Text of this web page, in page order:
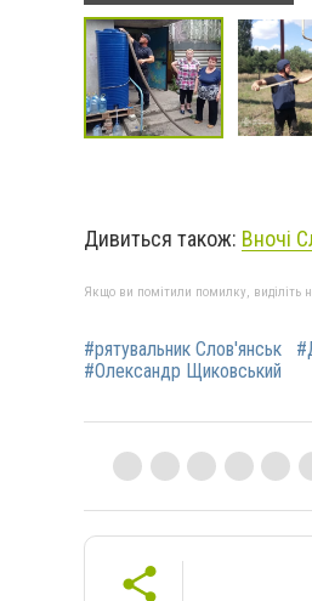
Дивиться також: Вночі
Якщо ви помітили помилку, виділіть
#рятувальник Слов'янськ
#Олександр Щиковський